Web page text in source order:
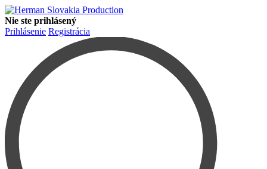
Nie ste prihlásený
Prihlásenie Registrácia